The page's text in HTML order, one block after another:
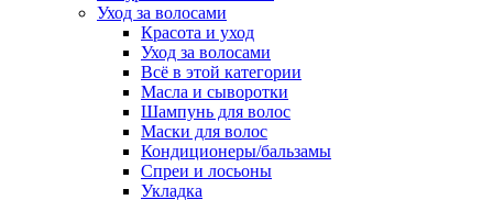
Уход за волосами
Красота и уход
Уход за волосами
Всё в этой категории
Масла и сыворотки
Шампунь для волос
Маски для волос
Кондиционеры/бальзамы
Спреи и лосьоны
Укладка